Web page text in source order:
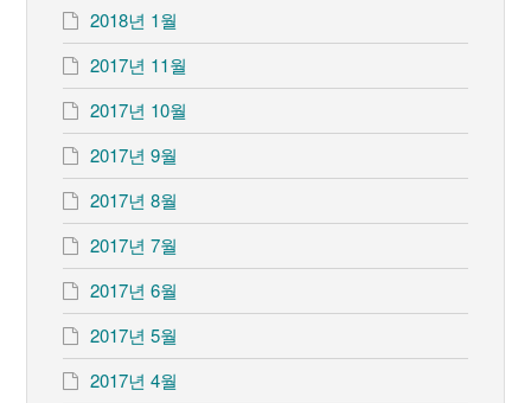
2018년 1월
2017년 11월
2017년 10월
2017년 9월
2017년 8월
2017년 7월
2017년 6월
2017년 5월
2017년 4월